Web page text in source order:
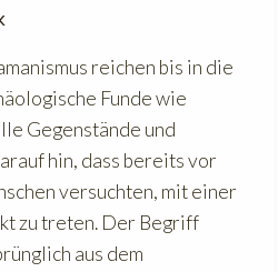
reichen bis in die
Funde wie
Gegenstände und
hin, dass bereits vor
versuchten, mit einer
zu treten. Der Begriff
aus dem